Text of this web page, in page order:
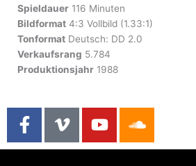
Spieldauer 116 Minuten
Bildformat 4:3 Vollbild (1.33:1)
Tonformat Deutsch: DD 2.0
Verkaufsrang 5.784
Produktionsjahr 1988
F
a
c
V
i
m
Y
o
u
o
u